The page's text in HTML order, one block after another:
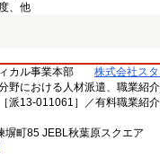
、他
カル事業本部
株式会社ス
野における人材派遣、職業紹
派13-011061］／有料職業紹
町85 JEBL秋葉原スクエア